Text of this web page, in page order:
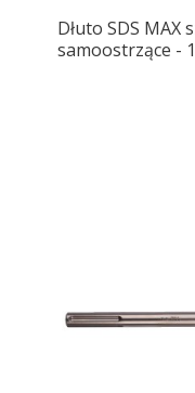
Dłuto SDS MAX
samoostrzące -